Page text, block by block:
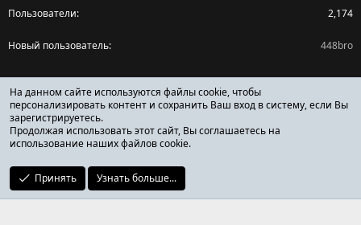
Пользователи 2,174
Новый пользователь 448bro
Поделиться страницей
Facebook
X (Twitter)
Reddit
ОТЗЫВЫ ОНЛАЙН ФОРУМ
На данном сайте используются файлы cookie, чтобы
персонализировать контент и сохранить Ваш вход в систему, если Вы
зарегистрируетесь.
Продолжая использовать этот сайт, Вы соглашаетесь на
использование наших файлов cookie.
Принять Узнать больше...